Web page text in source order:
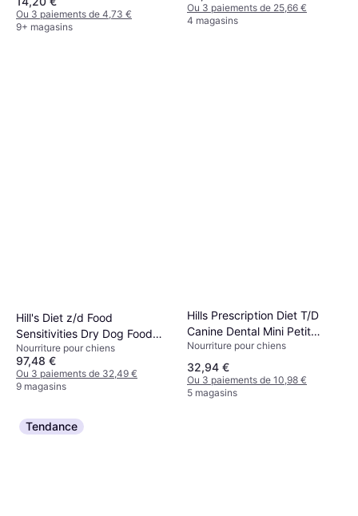
Ou 3 paiements de 4,73 €
9+ magasins
Ou 3 paiements de 25,66 €
4 magasins
Hill's Diet z/d Food
Sensitivities Dry Dog Food
10kg
Nourriture pour chiens
97,48 €
Ou 3 paiements de 32,49 €
9 magasins
Hills Prescription Diet T/D
Canine Dental Mini Petit
Chien au Poulet - 3 kg
Nourriture pour chiens
32,94 €
Ou 3 paiements de 10,98 €
5 magasins
Tendance